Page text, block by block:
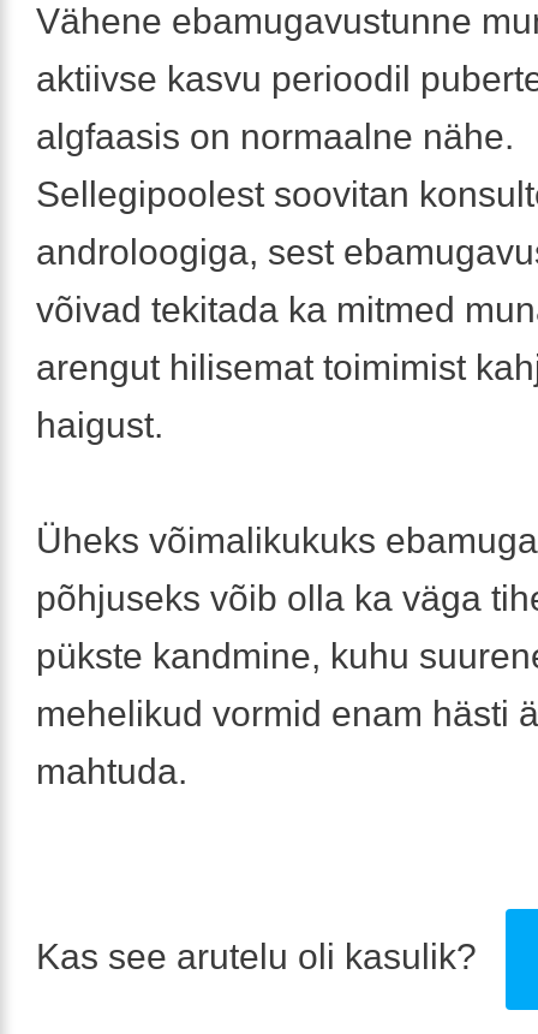
Vähene ebamugavustunne
aktiivse kasvu perioodil
algfaasis on normaalne nähe.
Sellegipoolest soovitan
androloogiga, sest
võivad tekitada ka mitmed
arengut hilisemat toimimist
haigust.
Üheks võimalikukuks
põhjuseks võib olla ka väga
pükste kandmine, kuhu
mehelikud vormid enam hästi
mahtuda.
Kas see arutelu oli kasulik?